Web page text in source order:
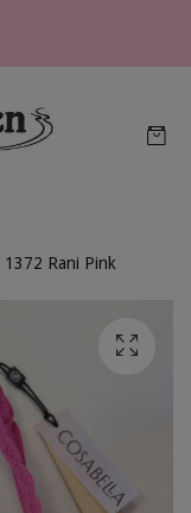
Rani Pink